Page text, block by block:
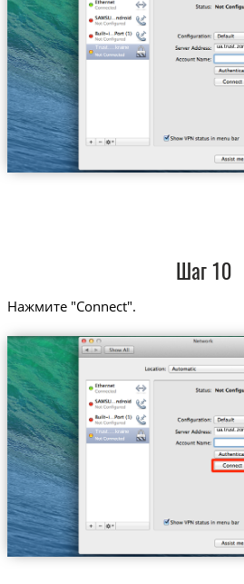
Trust....kraine
Шаг 10
Нажмите "Connect".
Trust....kraine